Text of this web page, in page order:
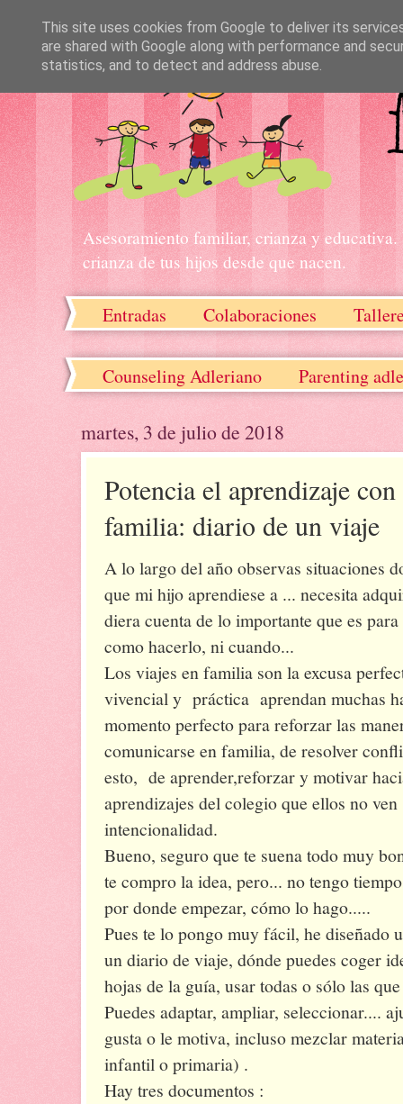
Asesoramiento familiar, crianza y
crianza de tus hijos desde que nacen.
Entradas Colaboraciones
Recursos descargables
Counseling Adleriano
Parenting
martes, 3 de julio de 2018
Potencia el aprendizaje
familia: diario de un viaje
A lo largo del año observas situaciones
que mi hijo aprendiese a ... necesita
diera cuenta de lo importante que es
como hacerlo, ni cuando...
Los viajes en familia son la excusa
vivencial y práctica aprendan muchas
momento perfecto para reforzar las
comunicarse en familia, de resolver
esto, de aprender,reforzar y motivar
aprendizajes del colegio que ellos no
intencionalidad.
Bueno, seguro que te suena todo muy
te compro la idea, pero... no tengo
por donde empezar, cómo lo hago.....
Pues te lo pongo muy fácil, he diseñado
un diario de viaje, dónde puedes coger
hojas de la guía, usar todas o sólo las
Puedes adaptar, ampliar, seleccionar....
gusta o le motiva, incluso mezclar
infantil o primaria) .
Hay tres documentos :
This site uses cookies from Google to deliver its
are shared with Google along with performance and
statistics, and to detect and address abuse.